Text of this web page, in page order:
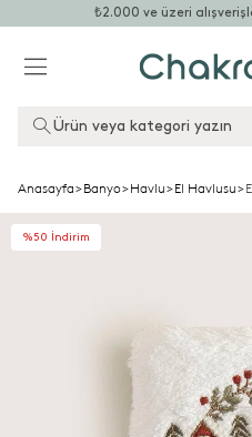
₺2.000 ve üzeri
Ürün veya kategori yazın
Anasayfa>Banyo>Havlu>El Havlusu>
%50 İndirim